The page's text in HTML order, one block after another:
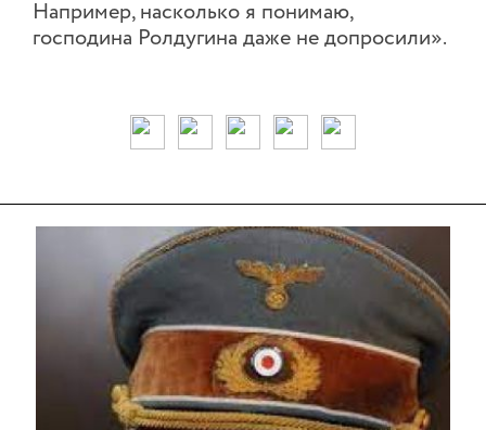
Например, насколько я понимаю,
господина Ролдугина даже не допросили».